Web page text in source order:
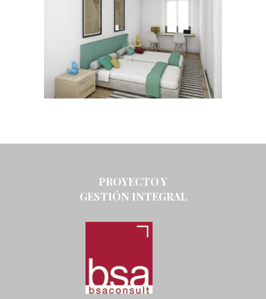
PROYECTO Y
GESTIÓN INTEGRAL